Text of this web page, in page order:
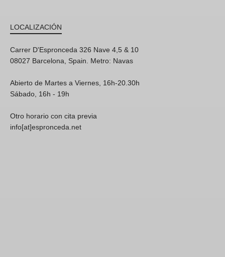
LOCALIZACIÓN
Carrer D'Espronceda 326 Nave 4,5 & 10
08027 Barcelona, Spain. Metro: Navas
Abierto de Martes a Viernes, 16h-20.30h
Sábado, 16h - 19h
Otro horario con cita previa
info[at]espronceda.net